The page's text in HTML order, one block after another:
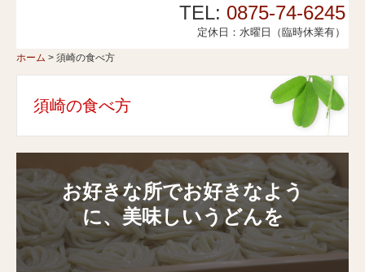
TEL: 0875-74-6245
定休日：水曜日（臨時休業有）
ホーム 須崎の食べ方
須崎の食べ方
お好きな所でお好きなよう
に、美味しいうどんを